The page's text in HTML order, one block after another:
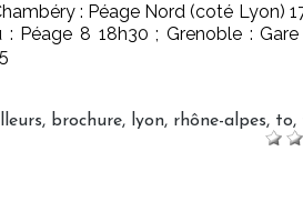
: Péage Nord (coté Lyon)
Péage 8 18h30 ; Grenoble :
, brochure, lyon, rhône-alpes, to,